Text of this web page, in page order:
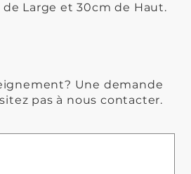
Large et 30cm de Haut.
Une demande
pas à nous contacter.